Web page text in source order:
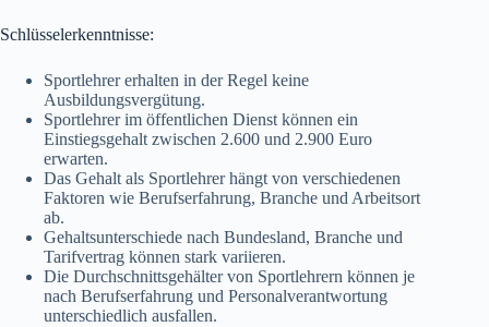
Schlüsselerkenntnisse:
Sportlehrer erhalten in der Regel keine
Ausbildungsvergütung.
Sportlehrer im öffentlichen Dienst können ein
Einstiegsgehalt zwischen 2.600 und 2.900 Euro
erwarten.
Das Gehalt als Sportlehrer hängt von verschiedenen
Faktoren wie Berufserfahrung, Branche und Arbeitsort
ab.
Gehaltsunterschiede nach Bundesland, Branche und
Tarifvertrag können stark variieren.
Die Durchschnittsgehälter von Sportlehrern können je
nach Berufserfahrung und Personalverantwortung
unterschiedlich ausfallen.